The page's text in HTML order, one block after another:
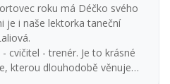
roku má Déčko svého
je i naše lektorka taneční
cvičitel - trenér. Je to krásné
kterou dlouhodobě věnuje